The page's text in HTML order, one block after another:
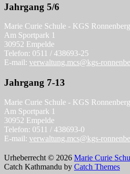
Jahrgang 5/6
Marie Curie Schule - KGS Ronnenberg
Am Sportpark 1
30952 Empelde
Telefon: 0511 / 438693-25
E-mail: verwaltung.mcs@kgs-
Jahrgang 7-13
Marie Curie Schule - KGS Ronnenberg
Am Sportpark 1
30952 Empelde
Telefon: 0511 / 438693-0
E-mail: verwaltung.mcs@kgs-
Urheberrecht © 2026 Marie Curie
Catch Kathmandu by Catch Themes